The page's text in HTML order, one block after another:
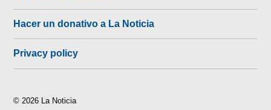
Hacer un donativo a La Noticia
Privacy policy
© 2026 La Noticia